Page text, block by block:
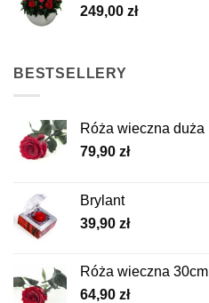
249,00 zł
BESTSELLERY
Róża wieczna duża
79,90 zł
Brylant
39,90 zł
Róża wieczna 30cm
64,90 zł